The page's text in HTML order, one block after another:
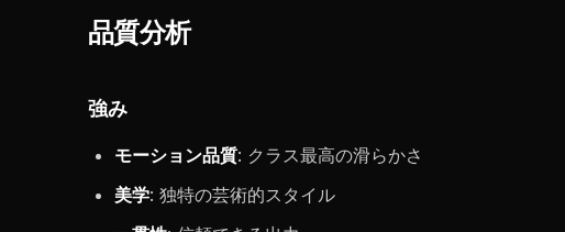
品質分析
強み
モーション品質: クラス最高の滑らかさ
美学: 独特の芸術的スタイル